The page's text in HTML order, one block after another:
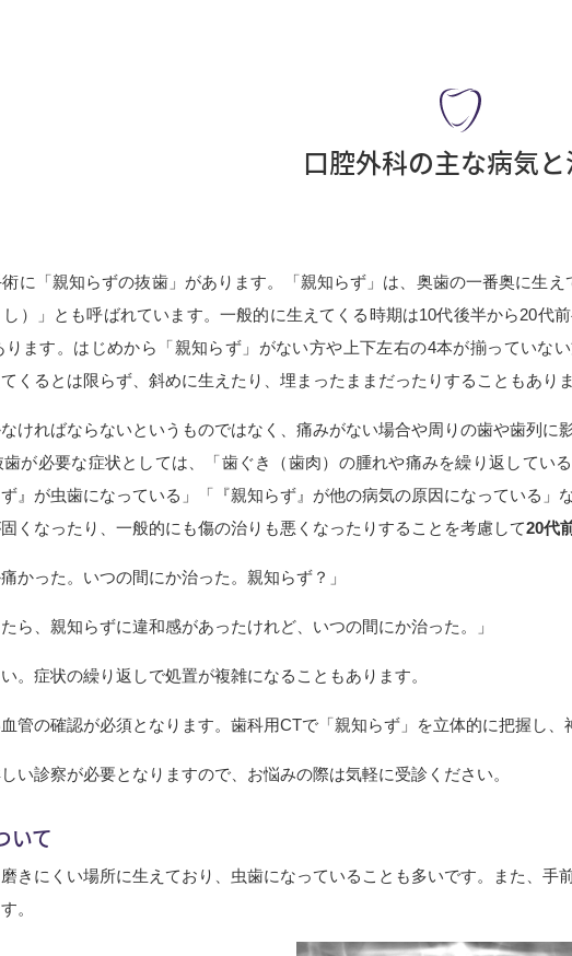
口腔外科の主な病気
に「親知らずの抜歯」があります。「親知らず」は、奥歯の一番奥に生え
）」とも呼ばれています。一般的に生えてくる時期は10代後半から20代
ます。はじめから「親知らず」がない方や上下左右の4本が揃っていな
くるとは限らず、斜めに生えたり、埋まったままだったりすることもありま
なければならないというものではなく、痛みがない場合や周りの歯や歯列に
が必要な症状としては、「歯ぐき（歯肉）の腫れや痛みを繰り返してい
』が虫歯になっている」「『親知らず』が他の病気の原因になっている」
くなったり、一般的にも傷の治りも悪くなったりすることを考慮して20代
かった。いつの間にか治った。親知らず？」
ら、親知らずに違和感があったけれど、いつの間にか治った。」
。症状の繰り返しで処置が複雑になることもあります。
管の確認が必須となります。歯科用CTで「親知らず」を立体的に把握し、
い診察が必要となりますので、お悩みの際は気軽に受診ください。
いて
きにくい場所に生えており、虫歯になっていることも多いです。また、
。